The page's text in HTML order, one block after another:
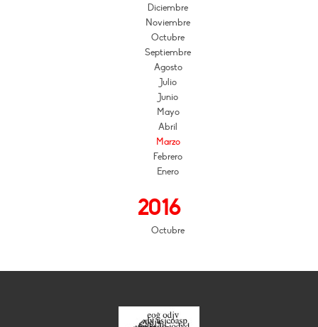
Diciembre
Noviembre
Octubre
Septiembre
Agosto
Julio
Junio
Mayo
Abril
Marzo
Febrero
Enero
2016
Octubre